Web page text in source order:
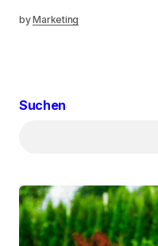
byMarketing
Suchen